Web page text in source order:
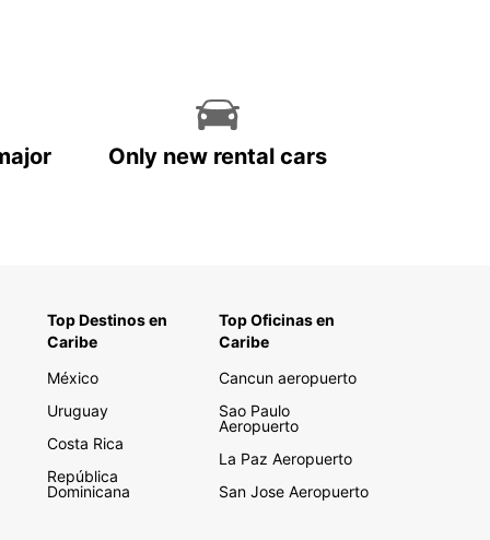
Only new rental cars
Top Destinos en
Caribe
México
Uruguay
Costa Rica
República
Dominicana
Top Oficinas en
Caribe
Cancun aeropuerto
Sao Paulo
Aeropuerto
La Paz Aeropuerto
San Jose Aeropuerto